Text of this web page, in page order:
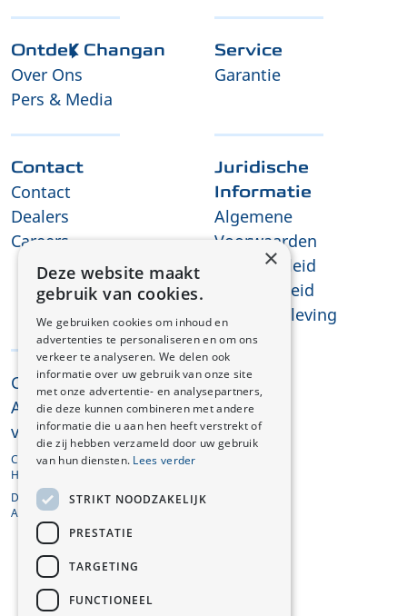
Ontdek Changan
Over Ons
Pers & Media
Service
Garantie
Contact
Contact
Dealers
Careers
Juridische
Informatie
Algemene
Voorwaarden
Privacybeleid
Cookiebeleid
REACH-naleving
CHANGAN © 2026
Alle rechten
voorbehouden
CHANGAN AUTOMOBILE EUROPE
HOLDING B.V.
De Entree 201, 1101HG
Amsterdam, Netherlands
×
Deze website maakt
gebruik van cookies.
We gebruiken cookies om inhoud en
advertenties te personaliseren en om ons
verkeer te analyseren. We delen ook
informatie over uw gebruik van onze site
met onze advertentie- en analysepartners,
die deze kunnen combineren met andere
informatie die u aan hen heeft verstrekt of
die zij hebben verzameld door uw gebruik
van hun diensten. Lees verder
STRIKT NOODZAKELIJK
PRESTATIE
TARGETING
FUNCTIONEEL